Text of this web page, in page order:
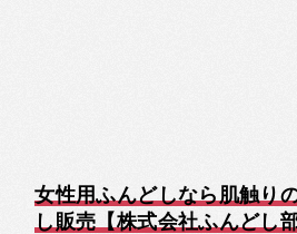
女性用ふんどしなら肌触り
し販売【株式会社ふんどし